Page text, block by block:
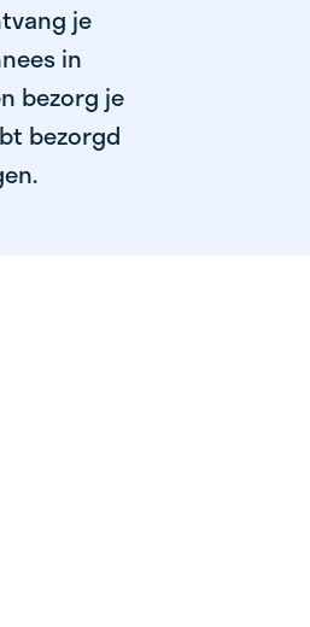
je
in
bezorg je
bezorgd